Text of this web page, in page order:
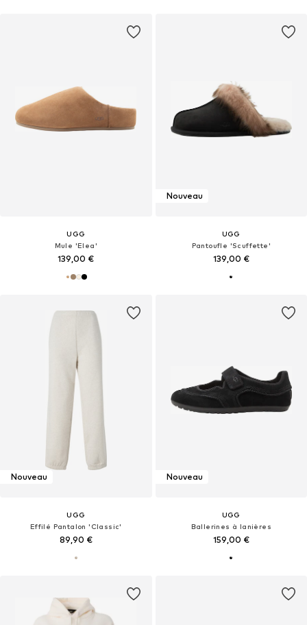
UGG
Mule 'Elea'
139,00 €
Nouveau
UGG
Pantoufle 'Scuffette'
139,00 €
Nouveau
UGG
Effilé Pantalon 'Classic'
89,90 €
Nouveau
UGG
Ballerines à lanières
159,00 €